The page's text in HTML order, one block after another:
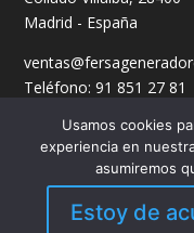
Madrid - España
Teléfono: 91 851 27 81
Usamos cookies
experiencia en
asumiremos
Estoy de